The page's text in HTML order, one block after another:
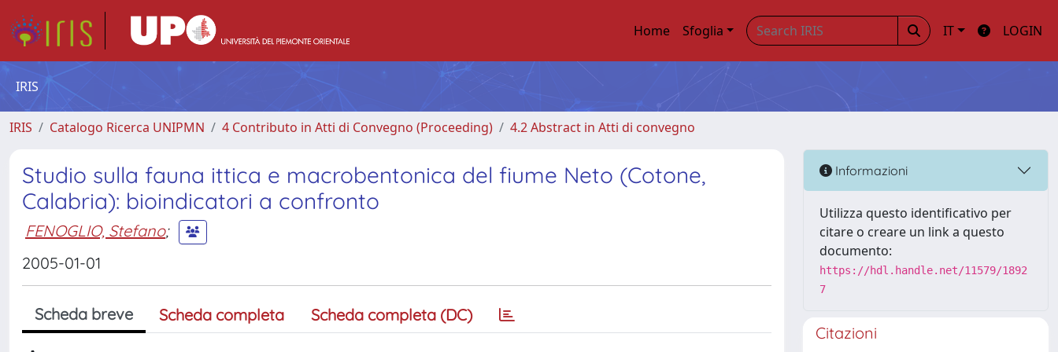
Home Sfoglia IT LOGIN
IRIS
IRIS Catalogo Ricerca UNIPMN 4 Contributo in Atti di Convegno (Proceeding) 4.2 Abstract in Atti di convegno
Studio sulla fauna ittica e macrobentonica del fiume Neto (Cotone,
Calabria): bioindicatori a confronto
FENOGLIO, Stefano;
2005-01-01
Scheda breve Scheda completa Scheda completa (DC)
Informazioni
Utilizza questo identificativo per
citare o creare un link a questo
documento:
https://hdl.handle.net/11579/1892
7
Citazioni